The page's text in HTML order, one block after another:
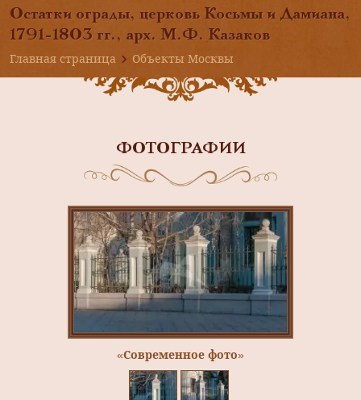
Остатки ограды, церковь Косьмы и Дамиана,
1791-1803 гг., арх. М.Ф. Казаков
Главная страница
Объекты Москвы
ФОТОГРАФИИ
«Современное фото»